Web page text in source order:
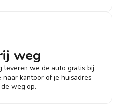
weg
leveren we de auto gratis bij
naar kantoor of je huisadres
weg op.